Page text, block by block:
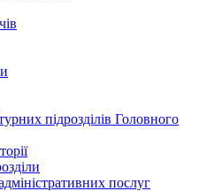
підрозділів Головного
послуг